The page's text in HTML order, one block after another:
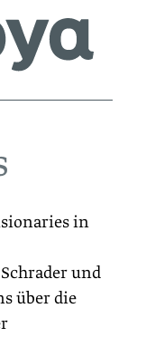
in
und
über die